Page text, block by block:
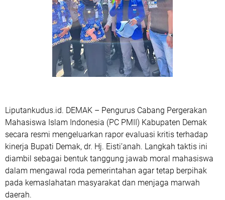
Liputankudus.id. DEMAK – Pengurus Cabang Pergerakan
Mahasiswa Islam Indonesia (PC PMII) Kabupaten Demak
secara resmi mengeluarkan rapor evaluasi kritis terhadap
kinerja Bupati Demak, dr. Hj. Eisti’anah. Langkah taktis ini
diambil sebagai bentuk tanggung jawab moral mahasiswa
dalam mengawal roda pemerintahan agar tetap berpihak
pada kemaslahatan masyarakat dan menjaga marwah
daerah.